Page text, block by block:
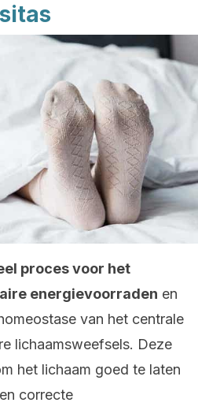
proces voor het
energievoorraden en
van het centrale
lichaamsweefsels. Deze
het lichaam goed te laten
correcte